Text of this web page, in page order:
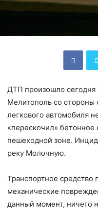
ДТП произошло сегодня
Мелитополь со стороны
легкового автомобиля
«перескочил» бетонное
пешеходной зоне.
реку Молочную.
Транспортное средство
механические
данный момент, ничего